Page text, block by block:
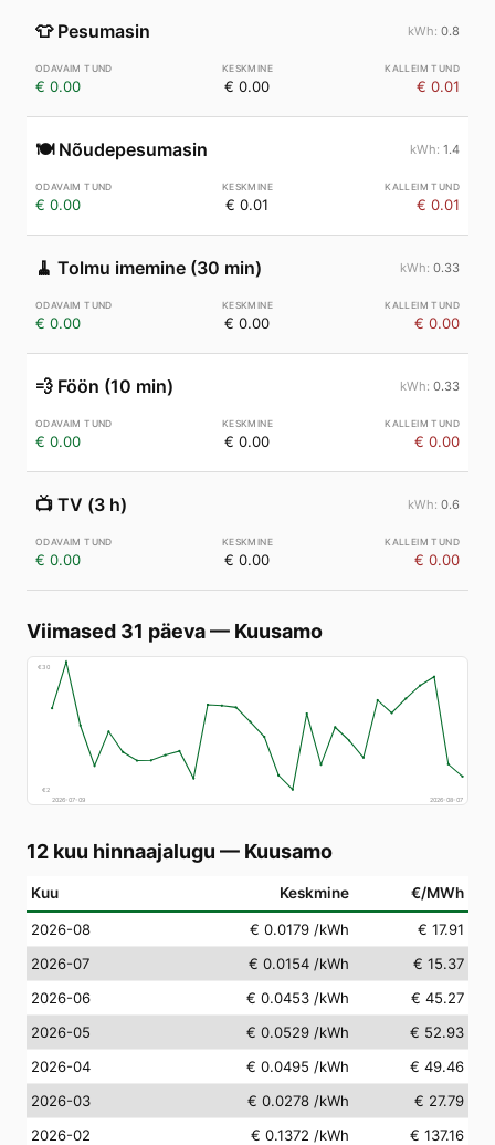
👕 Pesumasin 0.8
€ 0.00 € 0.00 € 0.01
🍽️ Nõudepesumasin 1.4
€ 0.00 € 0.01 € 0.01
🧹 Tolmu imemine (30 min) 0.33
€ 0.00 € 0.00 € 0.00
💨 Föön (10 min) 0.33
€ 0.00 € 0.00 € 0.00
📺 TV (3 h) 0.6
€ 0.00 € 0.00 € 0.00
Viimased 31 päeva— Kuusamo
€30
€2
2026-07-09
2026-08-07
12 kuu hinnaajalugu — Kuusamo
Kuu Keskmine €/MWh
2026-08 € 0.0179 /kWh
€ 17.91
2026-07
€ 0.0154 /kWh
€ 15.37
2026-06
€ 0.0453 /kWh
€ 45.27
2026-05
€ 0.0529 /kWh
€ 52.93
2026-04
€ 0.0495 /kWh
€ 49.46
2026-03
€ 0.0278 /kWh
€ 27.79
2026-02
€ 0.1372 /kWh
€ 137.16